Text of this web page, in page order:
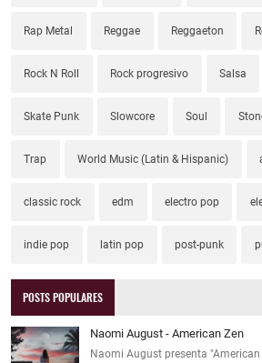
Rap Metal Reggae Reggaeton
Rock N Roll Rock progresivo Salsa
Skate Punk Slowcore Soul
Trap World Music (Latin & Hispanic)
classic rock edm electro pop
indie pop latin pop post-punk
POSTS POPULARES
Naomi August - American Zen
Naomi August presenta "American